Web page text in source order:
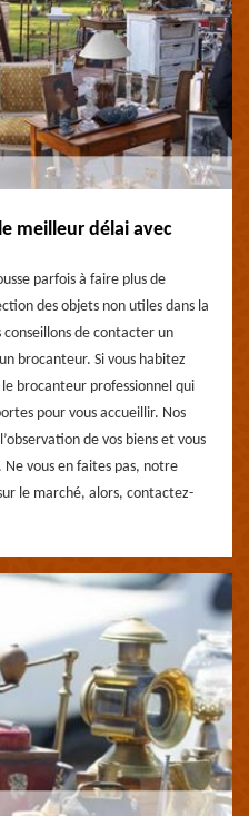
meilleur délai avec
parfois à faire plus de
des objets non utiles dans la
de contacter un
brocanteur. Si vous habitez
brocanteur professionnel qui
pour vous accueillir. Nos
de vos biens et vous
vous en faites pas, notre
le marché, alors, contactez-